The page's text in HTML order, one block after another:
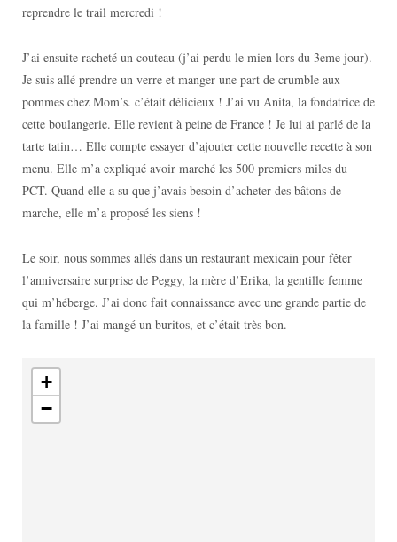
reprendre le trail mercredi !
J’ai ensuite racheté un couteau (j’ai perdu le mien lors du 3eme jour).
Je suis allé prendre un verre et manger une part de crumble aux
pommes chez Mom’s. c’était délicieux ! J’ai vu Anita, la fondatrice de
cette boulangerie. Elle revient à peine de France ! Je lui ai parlé de la
tarte tatin… Elle compte essayer d’ajouter cette nouvelle recette à son
menu. Elle m’a expliqué avoir marché les 500 premiers miles du
PCT. Quand elle a su que j’avais besoin d’acheter des bâtons de
marche, elle m’a proposé les siens !
Le soir, nous sommes allés dans un restaurant mexicain pour fêter
l’anniversaire surprise de Peggy, la mère d’Erika, la gentille femme
qui m’héberge. J’ai donc fait connaissance avec une grande partie de
la famille ! J’ai mangé un buritos, et c’était très bon.
+
−